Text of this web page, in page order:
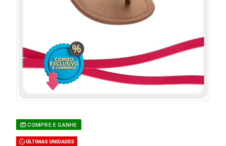
COMPRE E GANHE